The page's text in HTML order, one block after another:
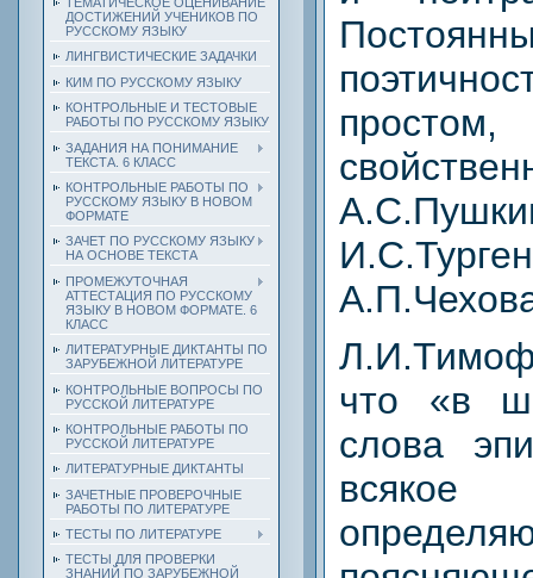
ДОСТИЖЕНИЙ УЧЕНИКОВ ПО
РУССКОМУ ЯЗЫКУ
ЛИНГВИСТИЧЕСКИЕ ЗАДАЧКИ
КИМ ПО РУССКОМУ ЯЗЫКУ
КОНТРОЛЬНЫЕ И ТЕСТОВЫЕ
РАБОТЫ ПО РУССКОМУ ЯЗЫКУ
ЗАДАНИЯ НА ПОНИМАНИЕ
ТЕКСТА. 6 КЛАСС
КОНТРОЛЬНЫЕ РАБОТЫ ПО
РУССКОМУ ЯЗЫКУ В НОВОМ
ФОРМАТЕ
ЗАЧЕТ ПО РУССКОМУ ЯЗЫКУ
НА ОСНОВЕ ТЕКСТА
ПРОМЕЖУТОЧНАЯ
АТТЕСТАЦИЯ ПО РУССКОМУ
ЯЗЫКУ В НОВОМ ФОРМАТЕ. 6
КЛАСС
ЛИТЕРАТУРНЫЕ ДИКТАНТЫ ПО
ЗАРУБЕЖНОЙ ЛИТЕРАТУРЕ
КОНТРОЛЬНЫЕ ВОПРОСЫ ПО
РУССКОЙ ЛИТЕРАТУРЕ
КОНТРОЛЬНЫЕ РАБОТЫ ПО
РУССКОЙ ЛИТЕРАТУРЕ
ЛИТЕРАТУРНЫЕ ДИКТАНТЫ
ЗАЧЕТНЫЕ ПРОВЕРОЧНЫЕ
РАБОТЫ ПО ЛИТЕРАТУРЕ
ТЕСТЫ ПО ЛИТЕРАТУРЕ
ТЕСТЫ ДЛЯ ПРОВЕРКИ
ЗНАНИЙ ПО ЗАРУБЕЖНОЙ
что «в
слова